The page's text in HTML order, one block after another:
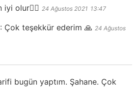
olur👍🏻 24 Ağustos 2021 13:47
: Çok teşekkür ederim 🙏 24 Ağustos
bugün yaptım. Şahane. Çok